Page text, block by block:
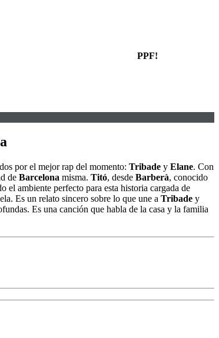
PPF!
por el mejor rap del momento: Tribade y Elane. Con
de Barcelona misma. Titó, desde Barberà, conocido
el ambiente perfecto para esta historia cargada de
Es un relato sincero sobre lo que une a Tribade y
Es una canción que habla de la casa y la familia